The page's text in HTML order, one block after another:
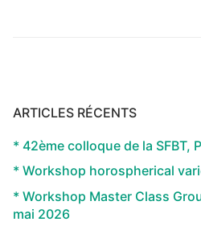
ARTICLES RÉCENTS
* 42ème colloque de la SFBT,
* Workshop horospherical
* Workshop Master Class
mai 2026